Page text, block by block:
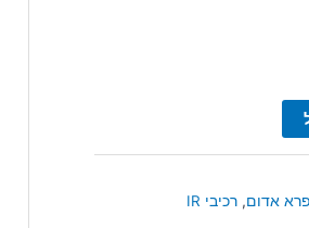
אדום, רכיבי IR